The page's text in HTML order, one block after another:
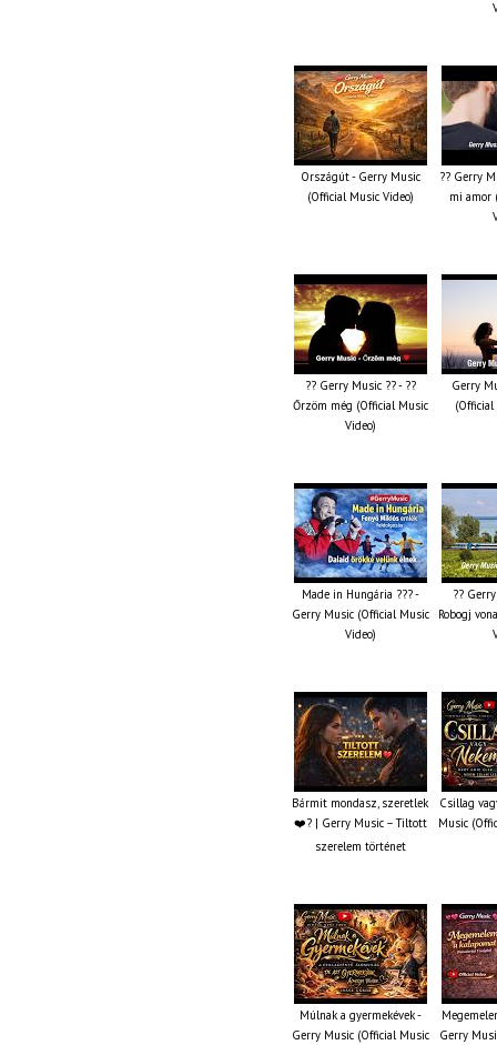
Országút - Gerry Music
(Official Music Video)
?? Gerry
mi amor
?? Gerry Music ?? - ??
Őrzöm még (Official Music
Video)
Gerry
(Official
Made in Hungária ??? -
Gerry Music (Official Music
Video)
??
Robogj
Bármit mondasz, szeretlek
❤️‍? | Gerry Music – Tiltott
szerelem történet
Csillag
Music
Múlnak a gyermekévek -
Gerry Music (Official Music
Gerry